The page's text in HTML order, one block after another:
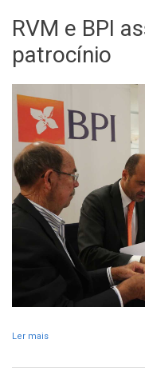
RVM e BPI
patrocínio
Ler mais